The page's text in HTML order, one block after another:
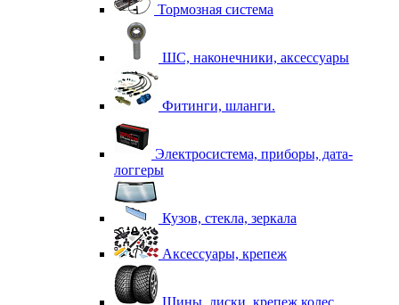
Тормозная система
ШС, наконечники, аксессуары
Фитинги, шланги.
Электросистема, приборы, дата-
логгеры
Кузов, стекла, зеркала
Аксессуары, крепеж
Шины, диски, крепеж колес